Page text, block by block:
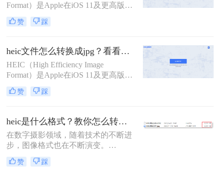
Format）是Apple在iOS 11及更高版本
中引入的一种新型图像格式，它通过
HEVC（High Efficiency Video
缩，具有更高的压缩比和更好的图像
质量。然而，由于HEIC格式的兼容性
较差，特别是在Windows和Android平
台上
赞 踩
heic文件怎么转换成jpg？看看这4个常用转换方法！
HEIC（High Efficiency Image
Format）是Apple在iOS 11及更高版本
中引入的一种新型图像格式，旨在通
过HEVC（High Efficiency Video
压缩。然而，由于HEIC格式的兼容性
相对较差，许多非Apple设备可能无
法直接打开或编辑这种格式的图片。
因此，将HEIC文件转换成JPG格式成
为了一个常见的需求。那么HEIC文件
怎么转换成JPG呢？本文将介绍四种
赞 踩
heic是什么格式？教你怎么转换成jpg方法！
在数字摄影领域，随着技术的不断进
步，图像格式也在不断演变。
HEIC（High Efficiency Image
Container），即高效图像容器格式，
赞 踩